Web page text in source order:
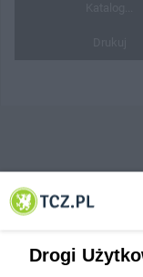
© 2001-2026 Tczew -
Drogi